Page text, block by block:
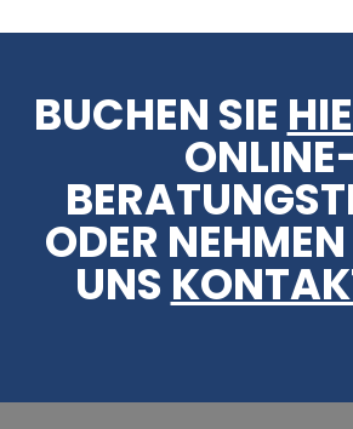
BUCHEN SIE
ODER
UNS